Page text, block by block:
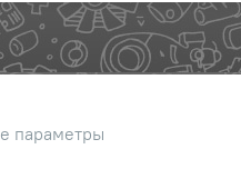
параметры